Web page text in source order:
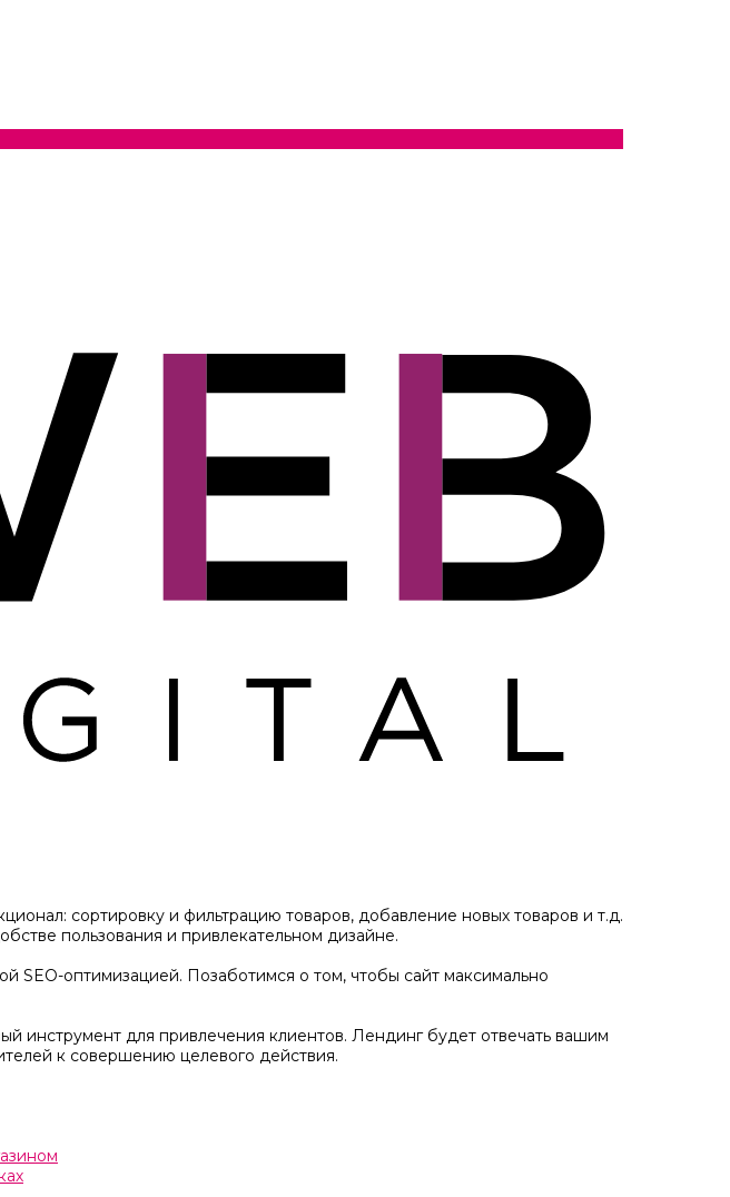
сортировку и фильтрацию товаров, добавление новых товаров и т.д.
пользования и привлекательном дизайне.
SEO-оптимизацией. Позаботимся о том, чтобы сайт максимально
инструмент для привлечения клиентов. Лендинг будет отвечать вашим
к совершению целевого действия.